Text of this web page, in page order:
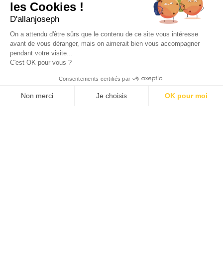
49, RUE FRANCIS DAVSO - 13001 MARSEILLE
eshop@allanjoseph.com
les Cookies !
D'allanjoseph
On a attendu d'être sûrs que le contenu de ce site vous intéresse
avant de vous déranger, mais on aimerait bien vous accompagner
pendant votre visite...
C'est OK pour vous ?
Consentements certifiés par
Non merci Je choisis OK pour moi